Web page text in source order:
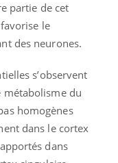
partie de cet
le
des neurones.
s’observent
métabolisme du
homogènes
dans le cortex
dans